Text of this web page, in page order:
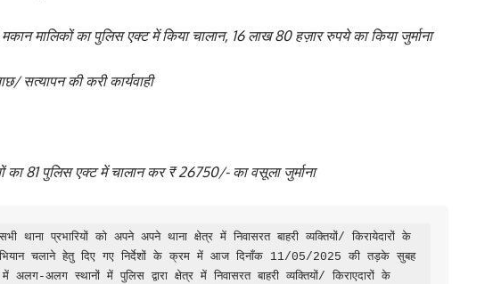
मालिकों का पुलिस एक्ट में किया चालान, 16 लाख 80 हज़ार रुपये का किया जुर्माना
सत्यापन की करी कार्यवाही
का 81 पुलिस एक्ट में चालान कर ₹ 26750/- का वसूला जुर्माना
चलाने हेतु दिए गए निर्देशों के क्रम में आज दिनाँक 11/05/2025 की तड़के सुबह
अलग स्थानों में पुलिस द्वारा क्षेत्र में निवासरत बाहरी व्यक्तियों/ किराएदारों के